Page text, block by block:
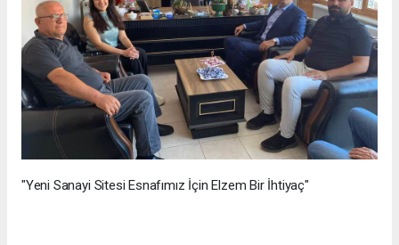
"Yeni Sanayi Sitesi Esnafımız İçin Elzem Bir İhtiyaç"